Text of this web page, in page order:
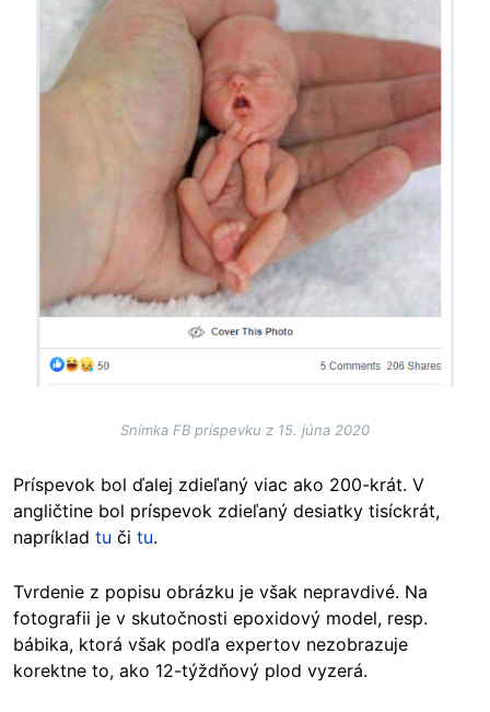
Snímka FB príspevku z 15. júna 2020
Príspevok bol ďalej zdieľaný viac ako 200-krát. V
angličtine bol príspevok zdieľaný desiatky tisíckrát,
napríklad tu či tu.
Tvrdenie z popisu obrázku je však nepravdivé. Na
fotografii je v skutočnosti epoxidový model, resp.
bábika, ktorá však podľa expertov nezobrazuje
korektne to, ako 12-týždňový plod vyzerá.